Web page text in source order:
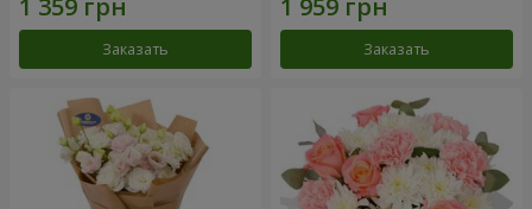
Заказать Заказать